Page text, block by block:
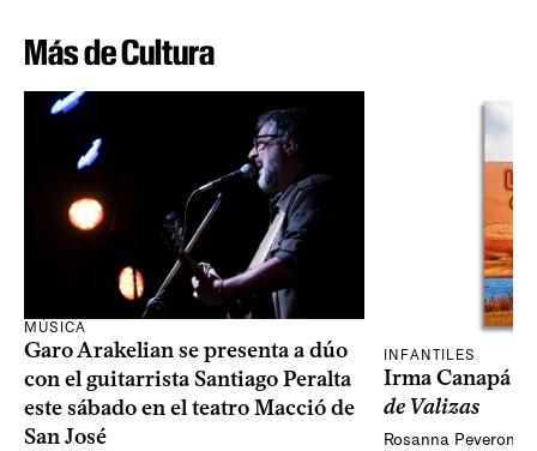
Más de Cultura
MÚSICA
Garo Arakelian se presenta a dúo
con el guitarrista Santiago Peralta
este sábado en el teatro Macció de
San José
INFANTILES
Irma Canapá
de Valizas
Rosanna Peveroni